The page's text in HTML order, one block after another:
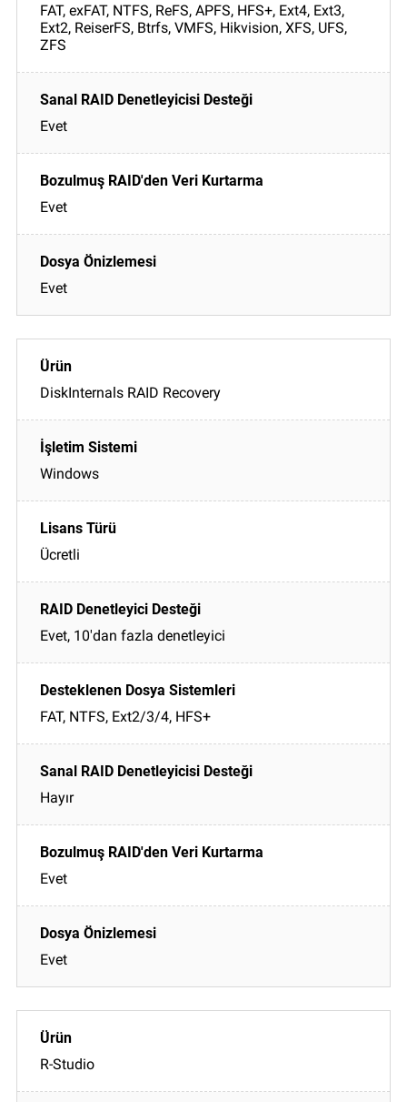
FAT, exFAT, NTFS, ReFS, APFS, HFS+, Ext4, Ext3,
Ext2, ReiserFS, Btrfs, VMFS, Hikvision, XFS, UFS,
ZFS
Evet
Evet
Evet
DiskInternals RAID Recovery
Windows
Ücretli
Evet, 10'dan fazla denetleyici
FAT, NTFS, Ext2/3/4, HFS+
Hayır
Evet
Evet
R-Studio